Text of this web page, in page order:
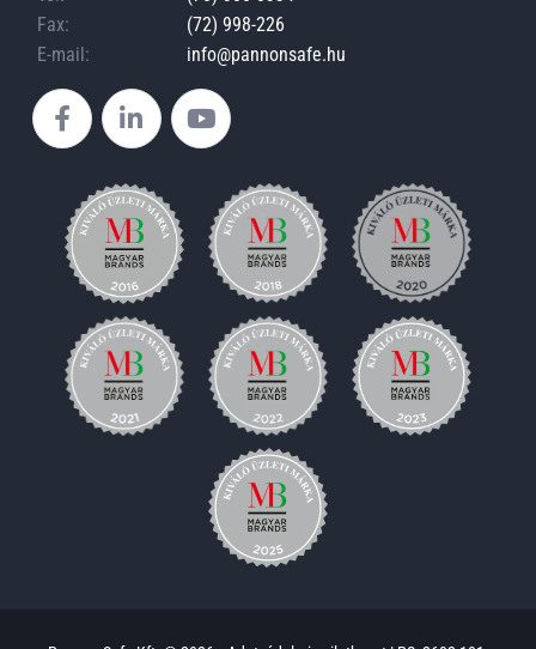
Fax:
(72) 998-226
E-mail:
info@pannonsafe.hu